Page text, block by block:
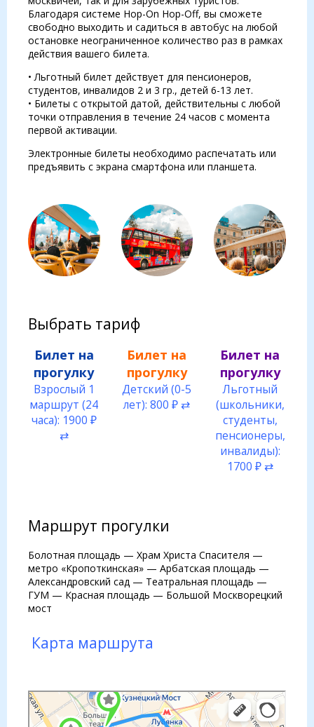
Благодаря системе Hop-On Hop-Off, вы сможете
свободно выходить и садиться в автобус на любой
остановке неограниченное количество раз в рамках
действия вашего билета.
• Льготный билет действует для пенсионеров,
студентов, инвалидов 2 и 3 гр., детей 6-13 лет.
• Билеты с открытой датой, действительны с любой
точки отправления в течение 24 часов с момента
первой активации.
Электронные билеты необходимо распечатать или
предъявить с экрана смартфона или планшета.
Выбрать тариф
Билет на
прогулку
Взрослый 1
маршрут (24
часа): 1900 ₽
⇄
Билет на
прогулку
Детский (0-5
лет): 800 ₽ ⇄
Билет на
прогулку
Льготный
(школьники,
студенты,
пенсионеры,
инвалиды):
1700 ₽ ⇄
Маршрут прогулки
Болотная площадь — Храм Христа Спасителя —
метро «Кропоткинская» — Арбатская площадь —
Александровский сад — Театральная площадь —
ГУМ — Красная площадь — Большой Москворецкий
мост
Карта маршрута
Москва
Яндекс Карты — транспорт, навигация, поиск мест